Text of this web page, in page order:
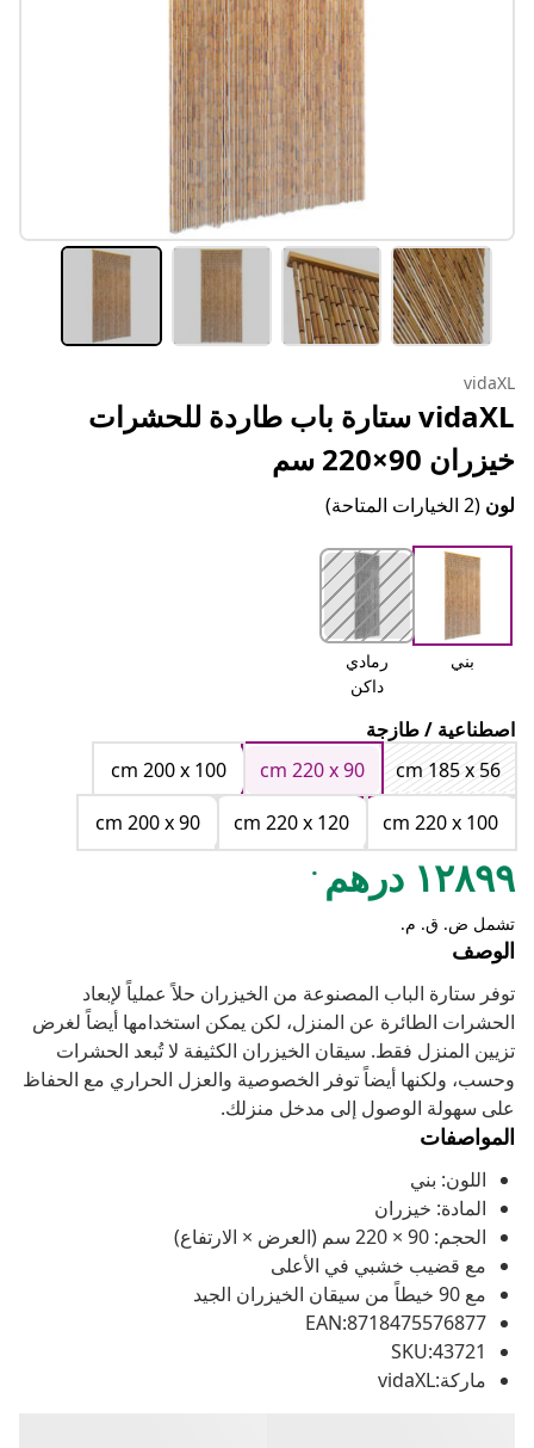
vidaXL
vidaXL ستارة باب طاردة للحشرات
خيزران 90×220 سم
لون (2 الخيارات المتاحة)
بني
رمادي
داكن
اصطناعية / طازجة
cm 185 x 56
cm 220 x 90
cm 200 x 100
cm 220 x 100
cm 220 x 120
cm 200 x 90
١٢٨٩٩ درهم .
تشمل ض. ق. م.
الوصف
توفر ستارة الباب المصنوعة من الخيزران حلاً عملياً لإبعاد
الحشرات الطائرة عن المنزل، لكن يمكن استخدامها أيضاً لغرض
تزيين المنزل فقط. سيقان الخيزران الكثيفة لا تُبعد الحشرات
وحسب، ولكنها أيضاً توفر الخصوصية والعزل الحراري مع الحفاظ
على سهولة الوصول إلى مدخل منزلك.
المواصفات
اللون: بني
المادة: خيزران
الحجم: 90 × 220 سم (العرض × الارتفاع)
مع قضيب خشبي في الأعلى
مع 90 خيطاً من سيقان الخيزران الجيد
EAN:8718475576877
SKU:43721
ماركة:vidaXL